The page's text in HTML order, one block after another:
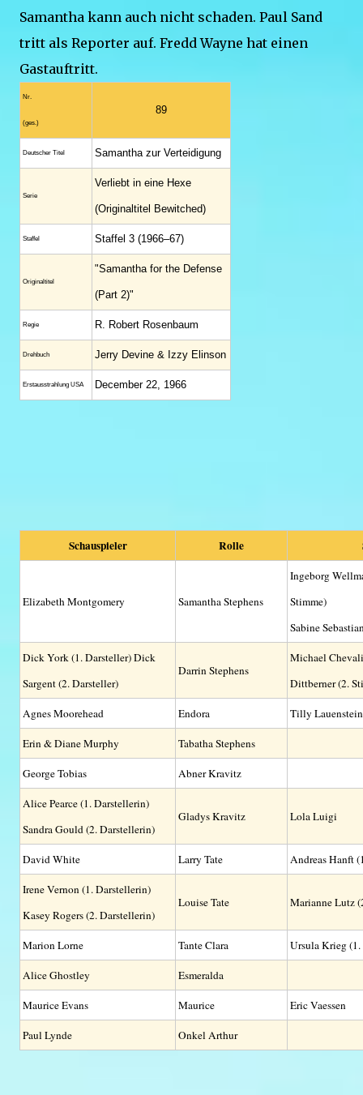
Samantha kann auch nicht schaden. Paul Sand
tritt als Reporter auf. Fredd Wayne hat einen
Gastauftritt.
Nr.
(ges.)
89
Deutscher Titel Samantha zur Verteidigung
Serie
Verliebt in eine Hexe
(Originaltitel Bewitched)
Staffel Staffel 3 (1966–67)
Original­titel
"Samantha for the Defense
(Part 2)"
Regie R. Robert Rosenbaum
Drehbuch Jerry Devine & Izzy Elinson
Erstaus­strahlung USA December 22, 1966
Schauspieler Rolle
Elizabeth Montgomery Samantha Stephens
Ingeborg
Stimme)
Sabine
Dick York (1. Darsteller) Dick
Sargent (2. Darsteller)
Darrin Stephens
Michael
Dittberner (2.
Agnes Moorehead Endora Tilly Lauenstein
Erin & Diane Murphy Tabatha Stephens
George Tobias Abner Kravitz
Alice Pearce (1. Darstellerin)
Sandra Gould (2. Darstellerin)
Gladys Kravitz Lola Luigi
David White Larry Tate Andreas Hanft
Irene Vernon (1. Darstellerin)
Kasey Rogers (2. Darstellerin)
Louise Tate Marianne Lutz
Marion Lorne Tante Clara Ursula Krieg (1.
Alice Ghostley Esmeralda
Maurice Evans Maurice Eric Vaessen
Paul Lynde Onkel Arthur